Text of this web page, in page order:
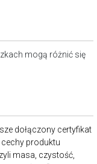
mogą różnić się
dołączony certyfikat
produktu
masa, czystość,